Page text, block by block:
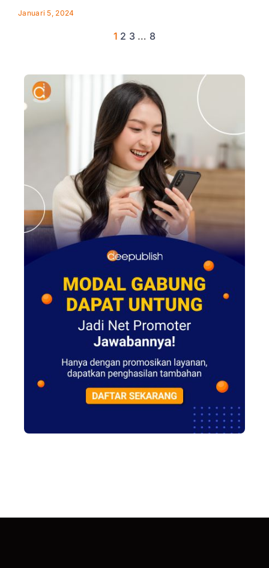
Januari 5, 2024
1 2 3 … 8